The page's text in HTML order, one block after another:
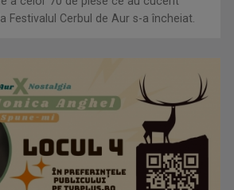
a celor 70 de piese ce au cucerit